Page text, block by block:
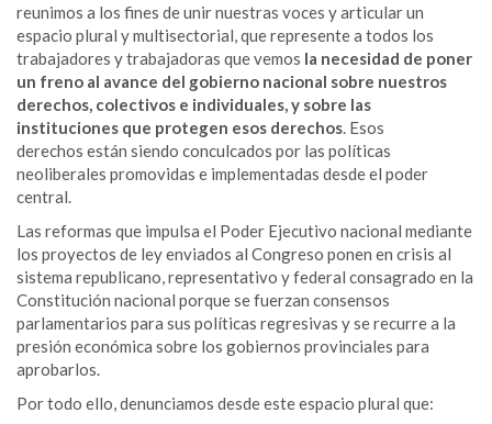
reunimos a los fines de unir nuestras voces y articular un
espacio plural y multisectorial, que represente a todos los
trabajadores y trabajadoras que vemos la necesidad de poner
un freno al avance del gobierno nacional sobre nuestros
derechos, colectivos e individuales, y sobre las
instituciones que protegen esos derechos. Esos
derechos están siendo conculcados por las políticas
neoliberales promovidas e implementadas desde el poder
central.
Las reformas que impulsa el Poder Ejecutivo nacional mediante
los proyectos de ley enviados al Congreso ponen en crisis al
sistema republicano, representativo y federal consagrado en la
Constitución nacional porque se fuerzan consensos
parlamentarios para sus políticas regresivas y se recurre a la
presión económica sobre los gobiernos provinciales para
aprobarlos.
Por todo ello, denunciamos desde este espacio plural que: